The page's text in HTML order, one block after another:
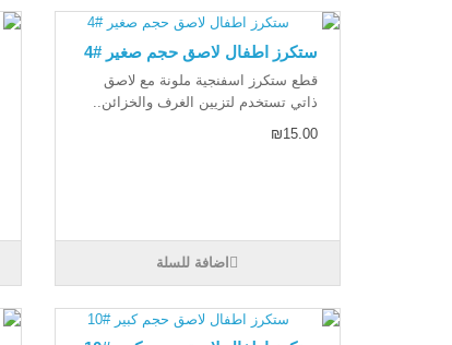
ستكرز اطفال لاصق حجم صغير #4
قطع ستكرز اسفنجية ملونة مع لاصق
ذاتي تستخدم لتزيين الغرف والخزائن..
₪15.00
اضافة للسلة